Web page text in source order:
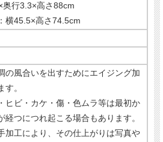
行3.3×高さ88cm
横45.5×高さ74.5cm
の風合いを出すためにエイジング加
す。
ヒビ・カケ・傷・色ムラ等は最初か
経つにつれ起こる場合もあります。
加工により、その仕上がりは写真や